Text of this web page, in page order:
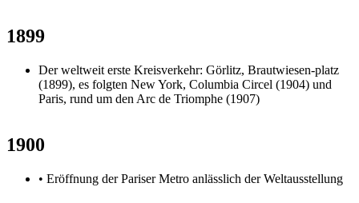
1899
Der weltweit erste Kreisverkehr: Görlitz, Brautwiesen-platz
(1899), es folgten New York, Columbia Circel (1904) und
Paris, rund um den Arc de Triomphe (1907)
1900
• Eröffnung der Pariser Metro anlässlich der Weltausstellung